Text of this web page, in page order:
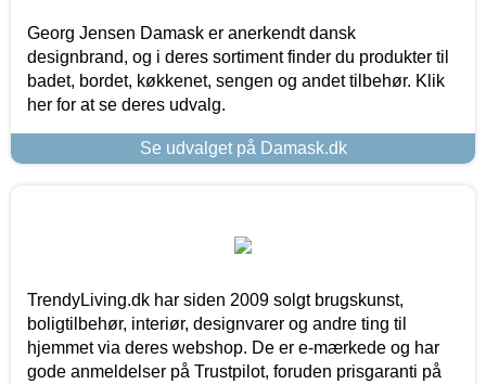
Georg Jensen Damask er anerkendt dansk
designbrand, og i deres sortiment finder du produkter til
badet, bordet, køkkenet, sengen og andet tilbehør. Klik
her for at se deres udvalg.
Se udvalget på Damask.dk
TrendyLiving.dk har siden 2009 solgt brugskunst,
boligtilbehør, interiør, designvarer og andre ting til
hjemmet via deres webshop. De er e-mærkede og har
gode anmeldelser på Trustpilot, foruden prisgaranti på